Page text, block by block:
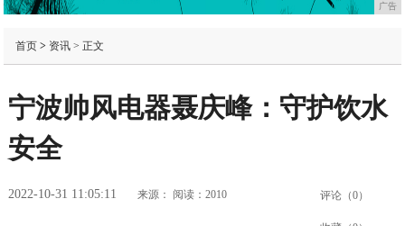
广告
首页> 资讯> 正文
宁波帅风电器聂庆峰：守护饮水
安全
2022-10-31 11:05:11 来源： 阅读：2010 评论（0）